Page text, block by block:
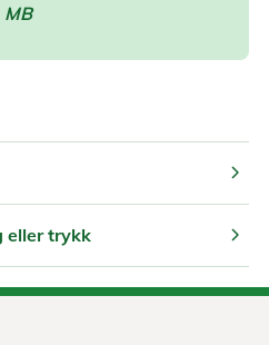
MB
chevron_right
eller trykk chevron_right